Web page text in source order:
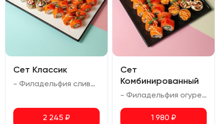
Сет Классик
- Филадельфия сливочная (лосось, сливочный сыр, икра масаго) - Филадельфия огурец (лосось, сливочный сыр, огурец, икра масаго) - Калифорния с креветкой (креветка, авокадо, сливочный сыр, икра масаго) - Ролл с жаренной семгой (жаренный лосось, сливочный сыр, огурец, перец болгарский, кунжут)
2 245 ₽
Сет
Комбинированный
- Филадельфия огурец (лосось, сливочный сыр, огурец, икра масаго) - Калифорния с креветкой (креветка, авокадо, сливочный сыр, икра масаго) - Запеченный ролл Мариока с креветкой (креветка тигровая, сливочный сыр, соус унаги) - Запеченный ролл Киото (лосось, сыр сливочный, соус для запекания, соус унаги)
1 980 ₽